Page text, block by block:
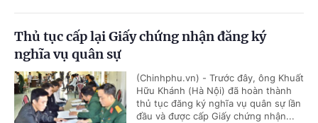
Thủ tục cấp lại Giấy chứng nhận đăng ký
nghĩa vụ quân sự
(Chinhphu.vn) - Trước đây, ông Khuất
Hữu Khánh (Hà Nội) đã hoàn thành
thủ tục đăng ký nghĩa vụ quân sự lần
đầu và được cấp Giấy chứng nhận...